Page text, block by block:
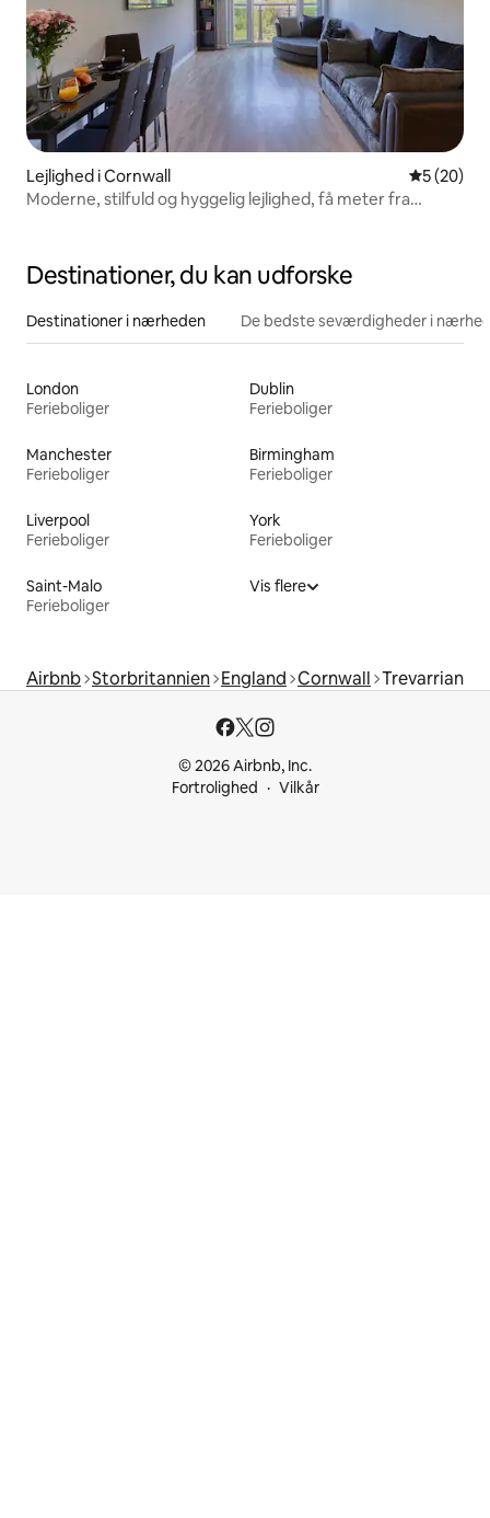
Lejlighed i Cornwall 5 ud af 5 i
5 (20)
Moderne, stilfuld og hyggelig lejlighed, få meter fra
Destinationer, du kan udforske
Destinationer i nærheden De bedste seværdigheder i
London
Ferieboliger
Dublin
Ferieboliger
Manchester
Ferieboliger
Birmingham
Ferieboliger
Liverpool
Ferieboliger
York
Ferieboliger
Saint-Malo
Ferieboliger
Vis flere
Airbnb Storbritannien England Cornwall Trevarrian
© 2026 Airbnb, Inc.
Fortrolighed
Vilkår